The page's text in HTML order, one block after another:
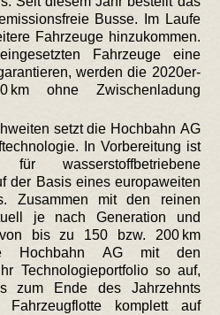
Busse. Im Laufe
Fahrzeuge hinzukommen.
Fahrzeuge eine
werden die 2020er-
km ohne Zwischenladung
setzt die Hochbahn AG
In Vorbereitung ist
wasserstoffbetriebene
der Basis eines europaweiten
Zusammen mit den reinen
je nach Generation und
bis zu 150 bzw. 200 km
Hochbahn AG mit den
Technologieportfolio so auf,
zum Ende des Jahrzehnts
komplett auf